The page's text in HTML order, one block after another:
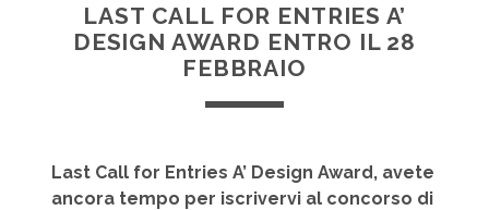
LAST CALL FOR ENTRIES A’
DESIGN AWARD ENTRO IL 28
FEBBRAIO
Last Call for Entries A’ Design Award, avete
ancora tempo per iscrivervi al concorso di